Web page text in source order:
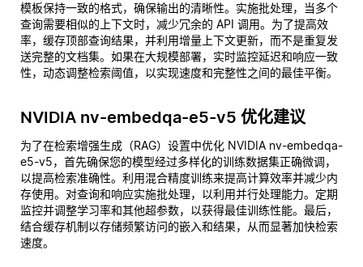
模板保持一致的格式，确保输出的清晰性。实施批处理，当多个
查询需要相似的上下文时，减少冗余的 API 调用。为了提高效
率，缓存顶部查询结果，并利用增量上下文更新，而不是重复发
送完整的文档集。如果在大规模部署，实时监控延迟和响应一致
性，动态调整检索阈值，以实现速度和完整性之间的最佳平衡。
NVIDIA nv-embedqa-e5-v5 优化建议
为了在检索增强生成（RAG）设置中优化 NVIDIA nv-embedqa-
e5-v5，首先确保您的模型经过多样化的训练数据集正确微调，
以提高检索准确性。利用混合精度训练来提高计算效率并减少内
存使用。对查询和响应实施批处理，以利用并行处理能力。定期
监控并调整学习率和其他超参数，以获得最佳训练性能。最后，
结合缓存机制以存储频繁访问的嵌入和结果，从而显著加快检索
速度。